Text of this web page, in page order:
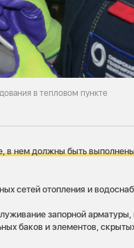
в тепловом пункте
в нем должны быть
сетей отопления и
запорной
баков и элементов,